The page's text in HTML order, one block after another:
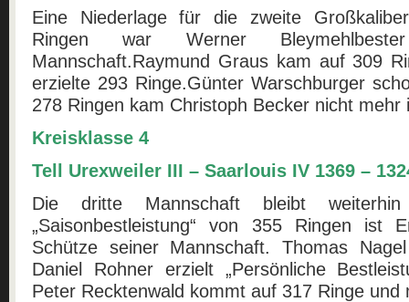
Eine Niederlage für die zweite
Ringen war Werner
Mannschaft.Raymund Graus kam auf 309
erzielte 293 Ringe.Günter Warschburger
278 Ringen kam Christoph Becker nicht mehr
Kreisklasse 4
Tell Urexweiler III – Saarlouis IV 1369 –
Die dritte Mannschaft bleibt weiterhin
„Saisonbestleistung“ von 355 Ringen ist
Schütze seiner Mannschaft. Thomas
Daniel Rohner erzielt „Persönliche
Peter Recktenwald kommt auf 317 Ringe und